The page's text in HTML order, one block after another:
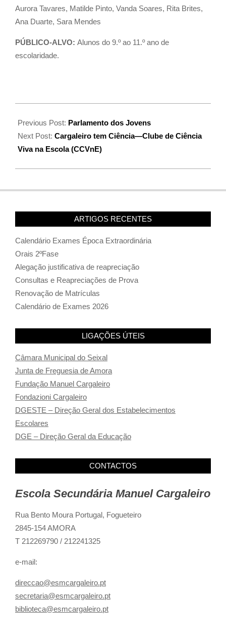
Aurora Tavares, Matilde Pinto, Vanda Soares, Rita Brites,
Ana Duarte, Sara Mendes
PÚBLICO-ALVO: Alunos do 9.º ao 11.º ano de
escolaridade.
Previous Post: Parlamento dos Jovens
Next Post: Cargaleiro tem Ciência—Clube de Ciência
Viva na Escola (CCVnE)
ARTIGOS RECENTES
Calendário Exames Época Extraordinária
Orais 2ºFase
Alegação justificativa de reapreciação
Consultas e Reapreciações de Prova
Renovação de Matrículas
Calendário de Exames 2026
LIGAÇÕES ÚTEIS
Câmara Municipal do Seixal
Junta de Freguesia de Amora
Fundação Manuel Cargaleiro
Fondazioni Cargaleiro
DGESTE – Direção Geral dos Estabelecimentos
Escolares
DGE – Direção Geral da Educação
CONTACTOS
Escola Secundária Manuel Cargaleiro
Rua Bento Moura Portugal, Fogueteiro
2845-154 AMORA
T 212269790 / 212241325
e-mail:
direccao@esmcargaleiro.pt
secretaria@esmcargaleiro.pt
biblioteca@esmcargaleiro.pt